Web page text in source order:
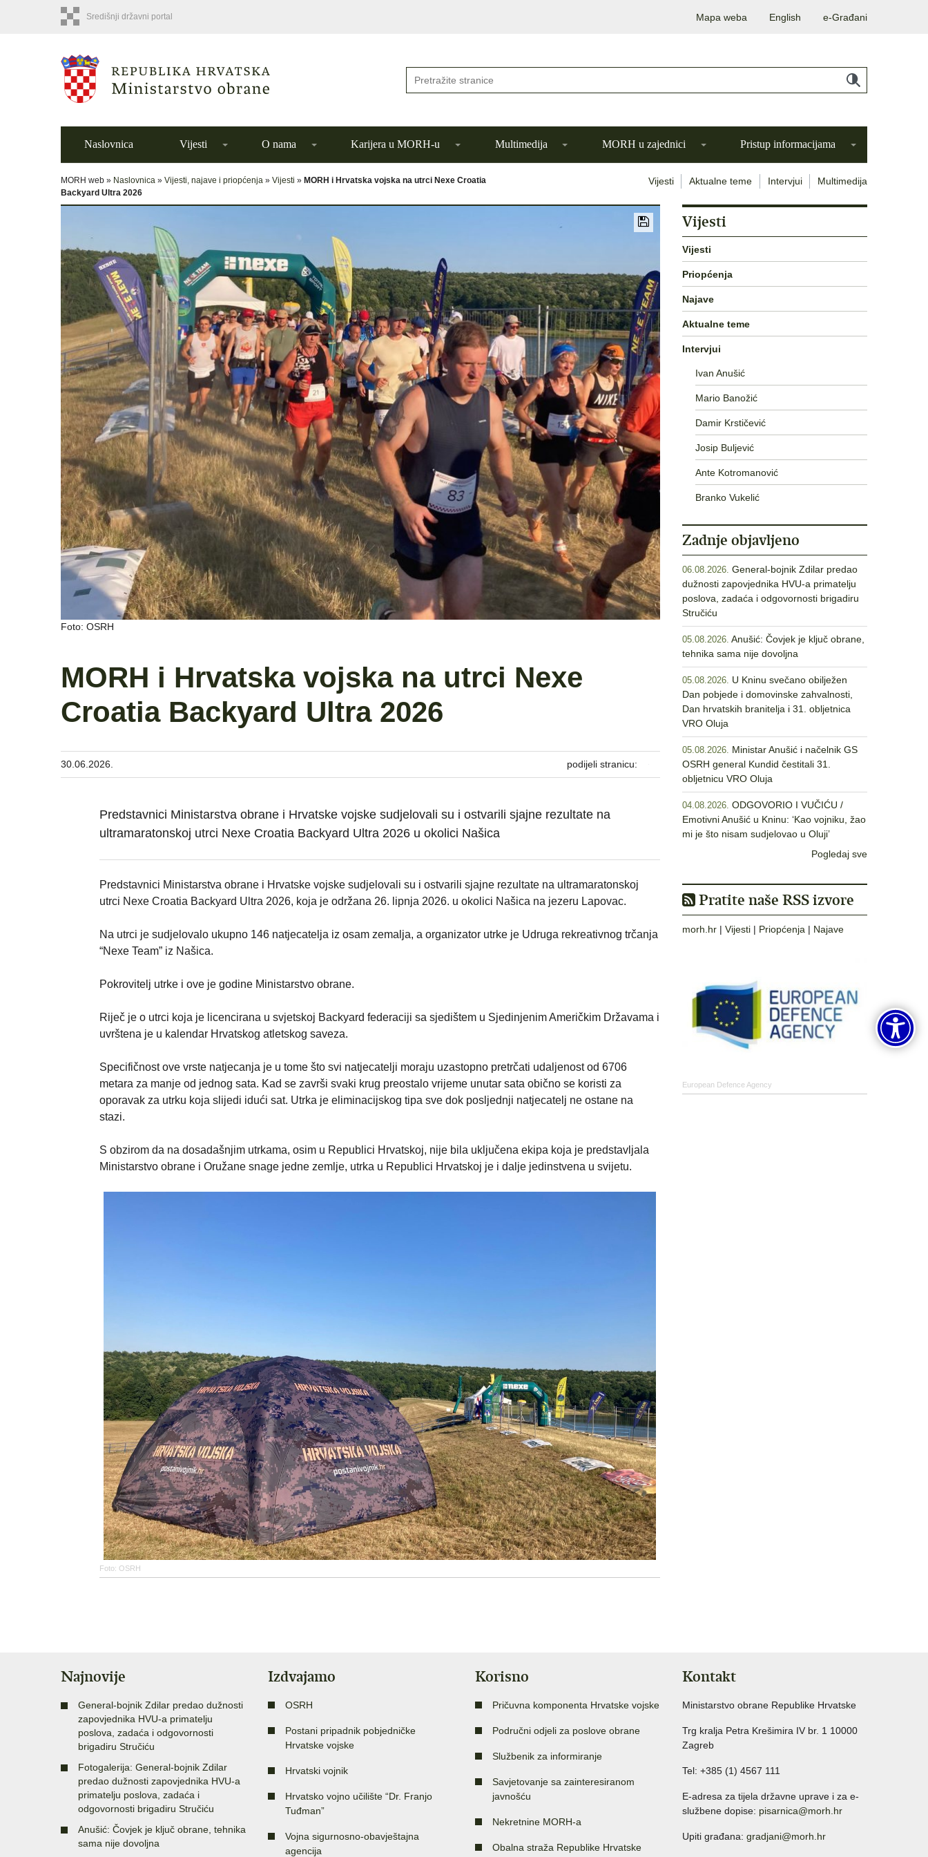
Središnji državni portal Mapa weba English e-Građani
Naslovnica Vijesti O nama Karijera u MORH-u Multimedija MORH u zajednici Pristup informacijama
MORH web » Naslovnica » Vijesti, najave i priopćenja » Vijesti » MORH i Hrvatska vojska na utrci Nexe Croatia
Backyard Ultra 2026
Vijesti Aktualne teme Intervjui Multimedija
Foto: OSRH
MORH i Hrvatska vojska na utrci Nexe
Croatia Backyard Ultra 2026
30.06.2026. podijeli stranicu:
Predstavnici Ministarstva obrane i Hrvatske vojske sudjelovali su i ostvarili sjajne rezultate na
ultramaratonskoj utrci Nexe Croatia Backyard Ultra 2026 u okolici Našica
Predstavnici Ministarstva obrane i Hrvatske vojske sudjelovali su i ostvarili sjajne rezultate na ultramaratonskoj
utrci Nexe Croatia Backyard Ultra 2026, koja je održana 26. lipnja 2026. u okolici Našica na jezeru Lapovac.
Na utrci je sudjelovalo ukupno 146 natjecatelja iz osam zemalja, a organizator utrke je Udruga rekreativnog trčanja
“Nexe Team” iz Našica.
Pokrovitelj utrke i ove je godine Ministarstvo obrane.
Riječ je o utrci koja je licencirana u svjetskoj Backyard federaciji sa sjedištem u Sjedinjenim Američkim Državama i
uvrštena je u kalendar Hrvatskog atletskog saveza.
Specifičnost ove vrste natjecanja je u tome što svi natjecatelji moraju uzastopno pretrčati udaljenost od 6706
metara za manje od jednog sata. Kad se završi svaki krug preostalo vrijeme unutar sata obično se koristi za
oporavak za utrku koja slijedi idući sat. Utrka je eliminacijskog tipa sve dok posljednji natjecatelj ne ostane na
stazi.
S obzirom da na dosadašnjim utrkama, osim u Republici Hrvatskoj, nije bila uključena ekipa koja je predstavljala
Ministarstvo obrane i Oružane snage jedne zemlje, utrka u Republici Hrvatskoj je i dalje jedinstvena u svijetu.
Foto: OSRH
Vijesti
Vijesti
Priopćenja
Najave
Aktualne teme
Intervjui
Ivan Anušić
Mario Banožić
Damir Krstičević
Josip Buljević
Ante Kotromanović
Branko Vukelić
Zadnje objavljeno
06.08.2026. General-bojnik Zdilar predao
dužnosti zapovjednika HVU-a primatelju
poslova, zadaća i odgovornosti brigadiru
Stručiću
05.08.2026. Anušić: Čovjek je ključ obrane,
tehnika sama nije dovoljna
05.08.2026. U Kninu svečano obilježen
Dan pobjede i domovinske zahvalnosti,
Dan hrvatskih branitelja i 31. obljetnica
VRO Oluja
05.08.2026. Ministar Anušić i načelnik GS
OSRH general Kundid čestitali 31.
obljetnicu VRO Oluja
04.08.2026. ODGOVORIO I VUČIĆU /
Emotivni Anušić u Kninu: ‘Kao vojniku, žao
mi je što nisam sudjelovao u Oluji’
Pogledaj sve
Pratite naše RSS izvore
morh.hr | Vijesti | Priopćenja | Najave
European Defence Agency
Najnovije
General-bojnik Zdilar predao dužnosti
zapovjednika HVU-a primatelju
poslova, zadaća i odgovornosti
brigadiru Stručiću
Fotogalerija: General-bojnik Zdilar
predao dužnosti zapovjednika HVU-a
primatelju poslova, zadaća i
odgovornosti brigadiru Stručiću
Anušić: Čovjek je ključ obrane, tehnika
sama nije dovoljna
Izdvajamo
OSRH
Postani pripadnik pobjedničke
Hrvatske vojske
Hrvatski vojnik
Hrvatsko vojno učilište “Dr. Franjo
Tuđman”
Vojna sigurnosno-obavještajna
agencija
Korisno
Pričuvna komponenta Hrvatske vojske
Područni odjeli za poslove obrane
Službenik za informiranje
Savjetovanje sa zainteresiranom
javnošću
Nekretnine MORH-a
Obalna straža Republike Hrvatske
Kontakt
Ministarstvo obrane Republike Hrvatske
Trg kralja Petra Krešimira IV br. 1 10000
Zagreb
Tel: +385 (1) 4567 111
E-adresa za tijela državne uprave i za e-
službene dopise: pisarnica@morh.hr
Upiti građana: gradjani@morh.hr